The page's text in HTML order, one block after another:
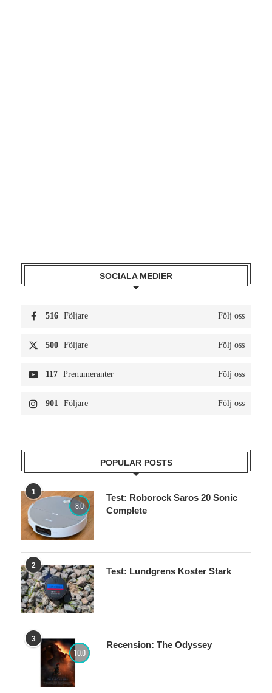
SOCIALA MEDIER
516 Följare Följ oss
500 Följare Följ oss
117 Prenumeranter Följ oss
901 Följare Följ oss
POPULAR POSTS
1
8.0
Test: Roborock Saros 20 Sonic
Complete
2
Test: Lundgrens Koster Stark
3
10.0
Recension: The Odyssey